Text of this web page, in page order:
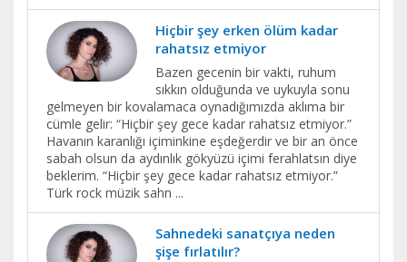
Hiçbir şey erken ölüm kadar
rahatsız etmiyor
Bazen gecenin bir vakti, ruhum
sıkkın olduğunda ve uykuyla sonu
gelmeyen bir kovalamaca oynadığımızda aklıma bir
cümle gelir: “Hiçbir şey gece kadar rahatsız etmiyor.”
Havanın karanlığı içiminkine eşdeğerdir ve bir an önce
sabah olsun da aydınlık gökyüzü içimi ferahlatsın diye
beklerim. “Hiçbir şey gece kadar rahatsız etmiyor.”
Türk rock müzik sahn ...
Sahnedeki sanatçıya neden
şişe fırlatılır?